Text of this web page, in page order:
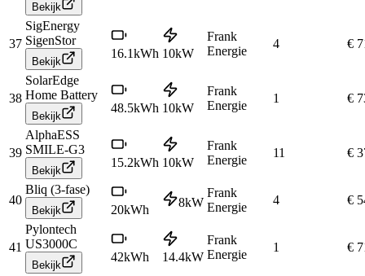
Bekijk
37
SigEnergy
SigenStor
Bekijk
16.1kWh 10kW
Frank
Energie
4 €
38
SolarEdge
Home Battery
Bekijk
48.5kWh 10kW
Frank
Energie
1 €
39
AlphaESS
SMILE-G3
Bekijk
15.2kWh 10kW
Frank
Energie
11 €
40
Bliq (3-fase)
Bekijk 20kWh
8kW
Frank
Energie
4 €
41
Pylontech
US3000C
Bekijk
42kWh 14.4kW
Frank
Energie
1 €